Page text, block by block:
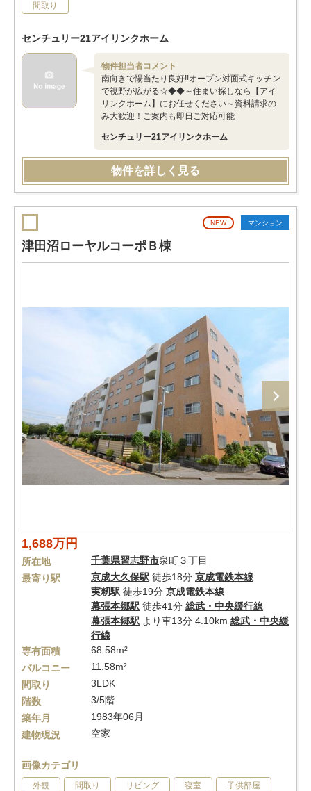
間取り
センチュリー21アイリンクホーム
物件担当者コメント
南向きで陽当たり良好!!オープン対面式キッチン
で視野が広がる☆◆◆～住まい探しなら【アイ
リンクホーム】にお任せください～資料請求の
み大歓迎！ご案内も即日ご対応可能
センチュリー21アイリンクホーム
物件を詳しく見る
NEW マンション
津田沼ローヤルコーポＢ棟
1,688万円
所在地 千葉県習志野市泉町３丁目
最寄り駅
京成大久保駅 徒歩18分 京成電鉄本線
実籾駅 徒歩19分 京成電鉄本線
幕張本郷駅 徒歩41分 総武・中央緩行線
幕張本郷駅 より車13分 4.10km 総武・中央緩
行線
専有面積
68.58m²
バルコニー
11.58m²
間取り
3LDK
階数
3/5階
築年月
1983年06月
建物現況
空家
画像カテゴリ
外観 間取り リビング 寝室 子供部屋